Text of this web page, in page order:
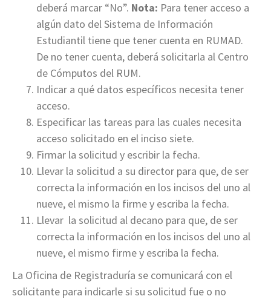
deberá marcar “No”. Nota: Para tener acceso a
algún dato del Sistema de Información
Estudiantil tiene que tener cuenta en RUMAD.
De no tener cuenta, deberá solicitarla al Centro
de Cómputos del RUM.
Indicar a qué datos específicos necesita tener
acceso.
Especificar las tareas para las cuales necesita
acceso solicitado en el inciso siete.
Firmar la solicitud y escribir la fecha.
Llevar la solicitud a su director para que, de ser
correcta la información en los incisos del uno al
nueve, el mismo la firme y escriba la fecha.
Llevar la solicitud al decano para que, de ser
correcta la información en los incisos del uno al
nueve, el mismo firme y escriba la fecha.
La Oficina de Registraduría se comunicará con el
solicitante para indicarle si su solicitud fue o no